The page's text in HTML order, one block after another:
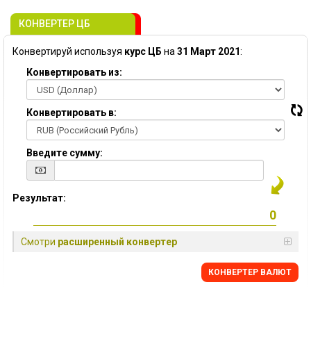
КОНВЕРТЕР ЦБ
Конвертируй используя курс ЦБ на 31 Март 2021:
Конвертировать из:
Конвертировать в:
Введите сумму:
Результат:
Смотри расширенный конвертер
КОНВЕРТЕР ВАЛЮТ